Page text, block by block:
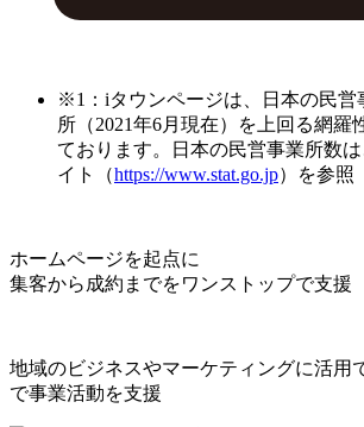
※1：iタウンページは、日本の民営
所（2021年6月現在）を上回る網羅
ております。日本の民営事業所数
イト（https://www.stat.go.jp）を参照
ホームページを起点に
集客から成約までをワンストップで支援
地域のビジネスやマーケティングに活用
で事業活動を支援